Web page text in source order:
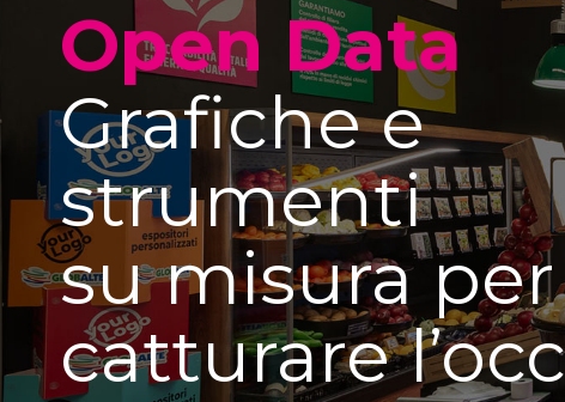
Open Data
Grafiche e
strumenti
su misura per
catturare